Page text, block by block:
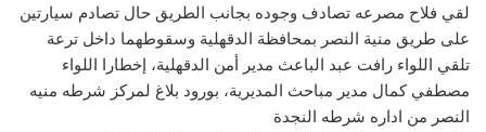
لقي فلاح مصرعه تصادف وجوده بجانب الطريق حال تصادم سيارتين
على طريق منية النصر بمحافظة الدقهلية وسقوطهما داخل ترعة
تلقي اللواء رافت عبد الباعث مدير أمن الدقهلية، إخطارا اللواء
مصطفي كمال مدير مباحث المديرية، بورود بلاغ لمركز شرطه منيه
النصر من اداره شرطه النجدة